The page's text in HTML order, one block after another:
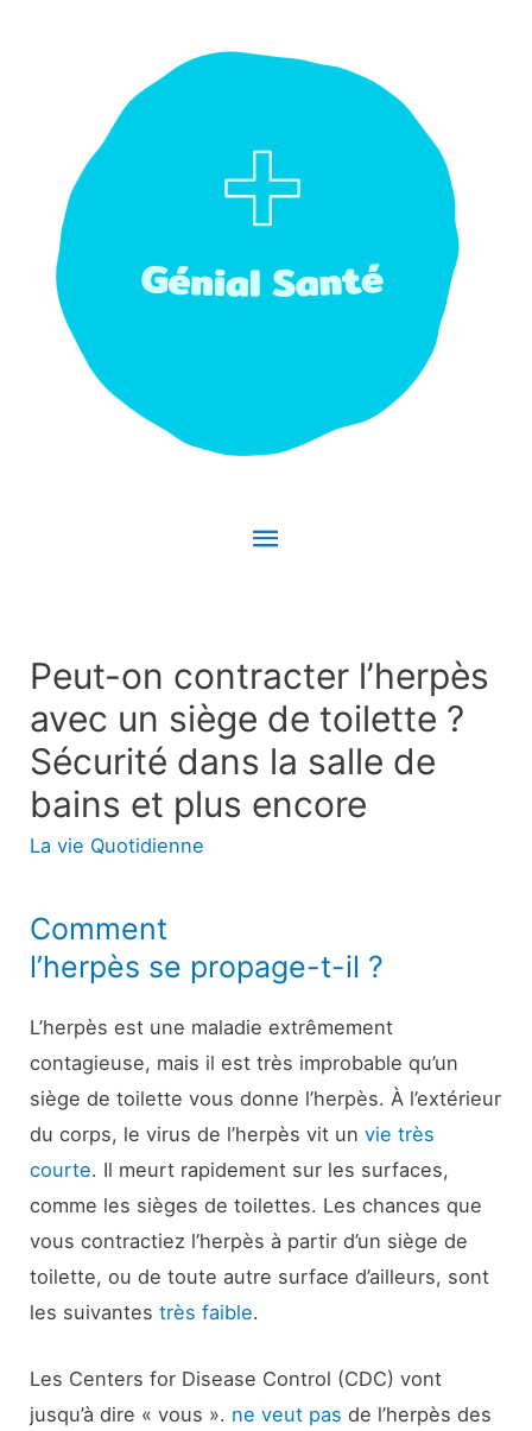
Menu
Peut-on contracter l’herpès
avec un siège de toilette ?
Sécurité dans la salle de
bains et plus encore
La vie Quotidienne
Comment
l’herpès se propage-t-il ?
L’herpès est une maladie extrêmement
contagieuse, mais il est très improbable qu’un
siège de toilette vous donne l’herpès. À l’extérieur
du corps, le virus de l’herpès vit unvie très
courte. Il meurt rapidement sur les surfaces,
comme les sièges de toilettes. Les chances que
vous contractiez l’herpès à partir d’un siège de
toilette, ou de toute autre surface d’ailleurs, sont
les suivantestrès faible.
Les Centers for Disease Control (CDC) vont
jusqu’à dire « vous ». ne veut pas de l’herpès des